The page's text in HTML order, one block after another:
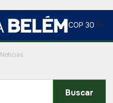
COP 30
Noticias
Buscar